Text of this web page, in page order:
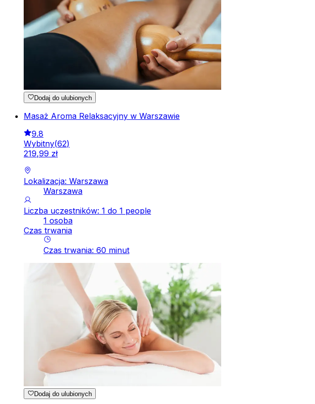
Dodaj do ulubionych
Masaż Aroma Relaksacyjny w Warszawie
9.8
Wybitny(62)
219,99 zł
Lokalizacja: Warszawa
Warszawa
Liczba uczestników: 1 do 1 people
1 osoba
Czas trwania
Czas trwania: 60 minut
Dodaj do ulubionych